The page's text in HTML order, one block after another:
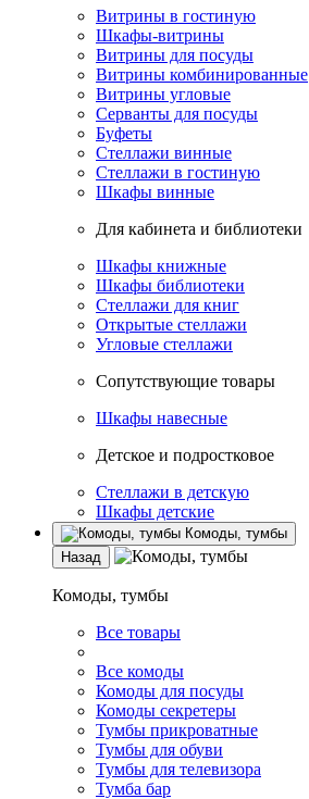
Витрины в гостиную
Шкафы-витрины
Витрины для посуды
Витрины комбинированные
Витрины угловые
Серванты для посуды
Буфеты
Стеллажи винные
Стеллажи в гостиную
Шкафы винные
Для кабинета и библиотеки
Шкафы книжные
Шкафы библиотеки
Стеллажи для книг
Открытые стеллажи
Угловые стеллажи
Сопутствующие товары
Шкафы навесные
Детское и подростковое
Стеллажи в детскую
Шкафы детские
Комоды, тумбы
Назад
Комоды, тумбы
Все товары
Все комоды
Комоды для посуды
Комоды секретеры
Тумбы прикроватные
Тумбы для обуви
Тумбы для телевизора
Тумба бар